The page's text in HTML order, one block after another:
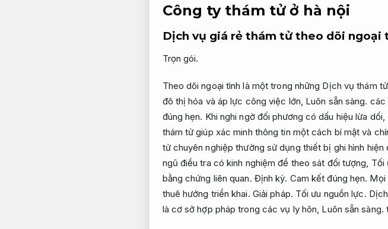
Công ty thám tử ở hà nội
Dịch vụ giá rẻ thám tử theo dõi ngoại
Trọn gói.
Theo dõi ngoại tình là một trong những Dịch vụ thám
đô thị hóa và áp lực công việc lớn, Luôn sẵn sàng. các
đúng hẹn. Khi nghi ngờ đối phương có dấu hiệu lừa dối,
thám tử giúp xác minh thông tin một cách bí mật và
tử chuyên nghiệp thường sử dụng thiết bị ghi hình hiện
ngũ điều tra có kinh nghiệm để theo sát đối tượng, Tối
bằng chứng liên quan. Định kỳ. Cam kết đúng hẹn. Mọi
thuê hướng triển khai. Giải pháp. Tối ưu nguồn lực.
là cơ sở hợp pháp trong các vụ ly hôn, Luôn sẵn sàng.